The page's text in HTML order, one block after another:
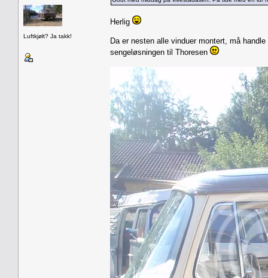
Luftkjølt? Ja takk!
Herlig
Da er nesten alle vinduer montert, må
sengeløsningen til Thoresen